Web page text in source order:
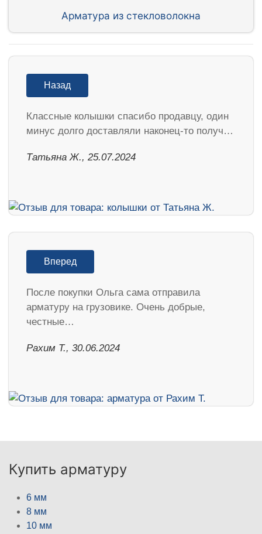
Арматура из стекловолокна
Назад
Классные колышки спасибо продавцу, один
минус долго доставляли наконец-то получ…
Татьяна Ж., 25.07.2024
Вперед
После покупки Ольга сама отправила
арматуру на грузовике. Очень добрые,
честные…
Рахим Т., 30.06.2024
Купить арматуру
6 мм
8 мм
10 мм